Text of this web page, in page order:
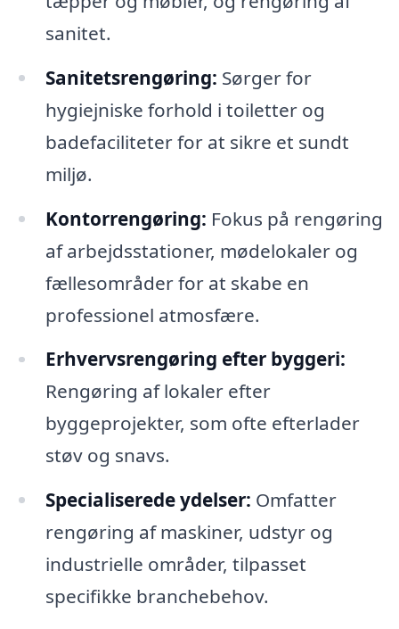
sanitet.
Sanitetsrengøring: Sørger for
hygiejniske forhold i toiletter og
badefaciliteter for at sikre et sundt
miljø.
Kontorrengøring: Fokus på rengøring
af arbejdsstationer, mødelokaler og
fællesområder for at skabe en
professionel atmosfære.
Erhvervsrengøring efter byggeri:
Rengøring af lokaler efter
byggeprojekter, som ofte efterlader
støv og snavs.
Specialiserede ydelser: Omfatter
rengøring af maskiner, udstyr og
industrielle områder, tilpasset
specifikke branchebehov.